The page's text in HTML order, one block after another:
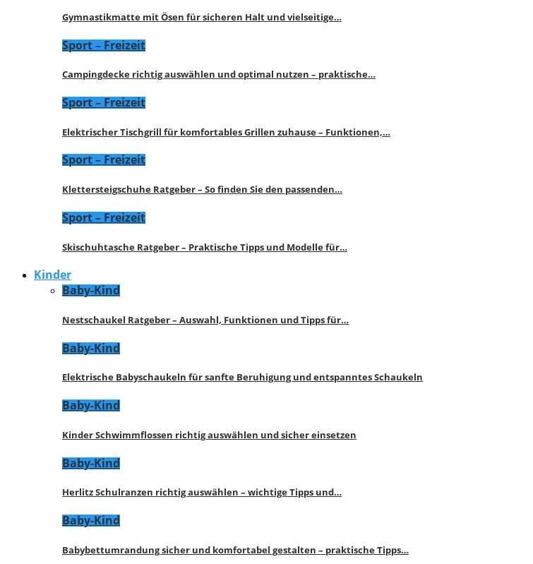
Gymnastikmatte mit Ösen für sicheren Halt und vielseitige…
Sport – Freizeit
Campingdecke richtig auswählen und optimal nutzen – praktische…
Sport – Freizeit
Elektrischer Tischgrill für komfortables Grillen zuhause – Funktionen,…
Sport – Freizeit
Klettersteigschuhe Ratgeber – So finden Sie den passenden…
Sport – Freizeit
Skischuhtasche Ratgeber – Praktische Tipps und Modelle für…
Kinder
Baby-Kind
Nestschaukel Ratgeber – Auswahl, Funktionen und Tipps für…
Baby-Kind
Elektrische Babyschaukeln für sanfte Beruhigung und entspanntes Schaukeln
Baby-Kind
Kinder Schwimmflossen richtig auswählen und sicher einsetzen
Baby-Kind
Herlitz Schulranzen richtig auswählen – wichtige Tipps und…
Baby-Kind
Babybettumrandung sicher und komfortabel gestalten – praktische Tipps…